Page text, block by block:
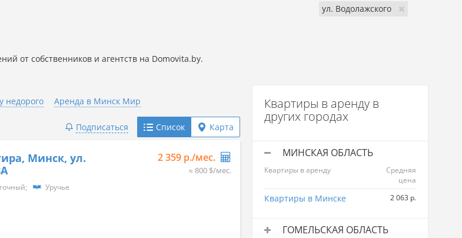
ул. Водолажского
от собственников и агентств на Domovita.by.
недорого Аренда в Минск Мир
Подписаться Список Карта
Минск, ул.
Уручье
2 359 р./мес.
≈ 800 $/мес.
Квартиры в аренду в
других городах
МИНСКАЯ ОБЛАСТЬ
Квартиры в аренду
Средняя
цена
Квартиры в Минске 2 063 р.
ГОМЕЛЬСКАЯ ОБЛАСТЬ